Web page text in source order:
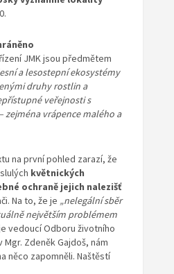
JMK jsou předmětem
a lesostepní ekosystémy
druhy rostlin a
veřejnosti s
zejména vrápence malého a
na první pohled zarazí, že
květnických
ochraně jejich nalezišť
Na to, že je „nelegální sběr
největším problémem
vedoucí Odboru životního
Zdeněk Gajdoš, nám
něco zapomněli. Naštěstí